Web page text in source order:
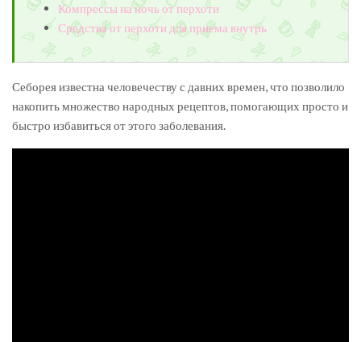
Компрессы на ночь от перхоти
Средства от перхоти для приема внутрь
Себорея известна человечеству с давних времен, что позволило
накопить множество народных рецептов, помогающих просто и
быстро избавиться от этого заболевания.